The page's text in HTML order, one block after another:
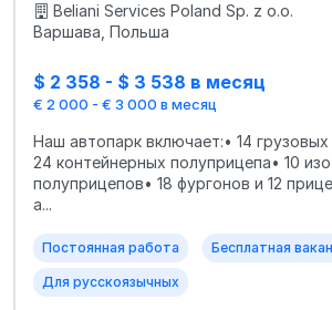
Beliani Services Poland Sp. z o.o.
Варшава, Польша
$ 2 358 - $ 3 538 в месяц
€ 2 000 - € 3 000 в месяц
Наш автопарк включает:• 14
24 контейнерных полуприцепа• 10
полуприцепов• 18 фургонов и 12
а...
Постоянная работа Бесплатная
Для русскоязычных